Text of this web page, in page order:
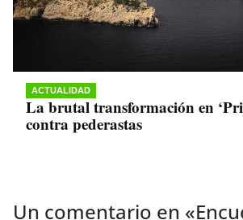
ACTUALIDAD
La brutal transformación en
contra pederastas
Un comentario en «